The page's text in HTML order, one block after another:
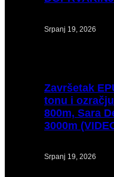
Srpanj 19, 2026
Završetak
tonu i
800m, Sara
3000m
Srpanj 19, 2026